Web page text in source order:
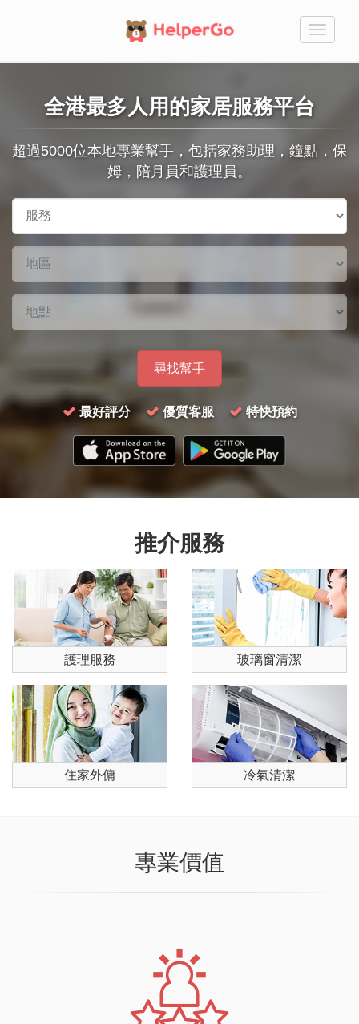
切
全港最多人用的家居服務平台
超過5000位本地專業幫手，包括家務助理，鐘點，保
姆，陪月員和護理員。
尋找幫手
最好評分 優質客服 特快預約
推介服務
護理服務 玻璃窗清潔
住家外傭 冷氣清潔
專業價值